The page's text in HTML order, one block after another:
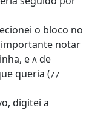
o bloco no
notar
e A de
queria (//
digitei a